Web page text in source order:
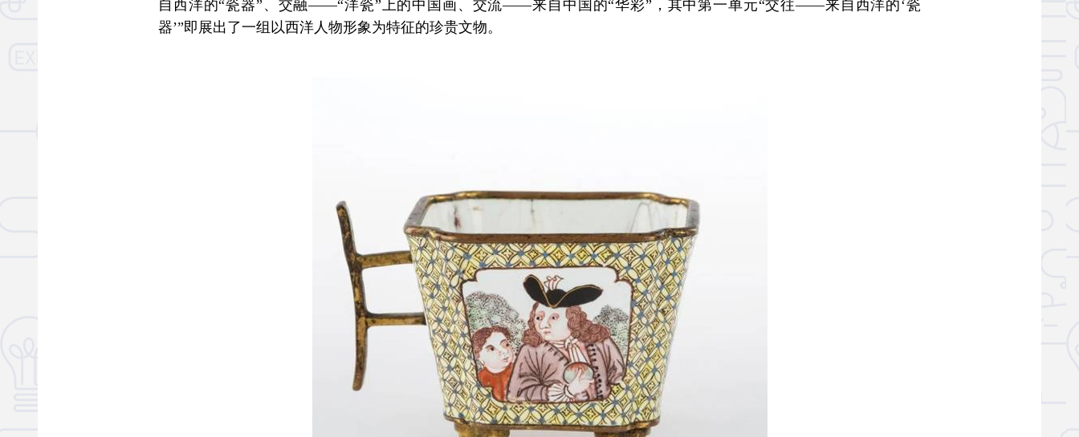
自西洋的“瓷器”、交融——“洋瓷”上的中国画、交流——来自中国的“华彩”，其中第一单元“交往——来自西洋的‘瓷
器’”即展出了一组以西洋人物形象为特征的珍贵文物。